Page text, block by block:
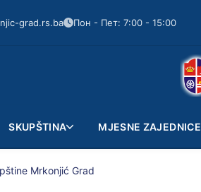
grad.rs.ba Пон - Пет: 7:00 - 15:00
SKUPŠTINA MJESNE ZAJEDNICE
Mrkonjić Grad